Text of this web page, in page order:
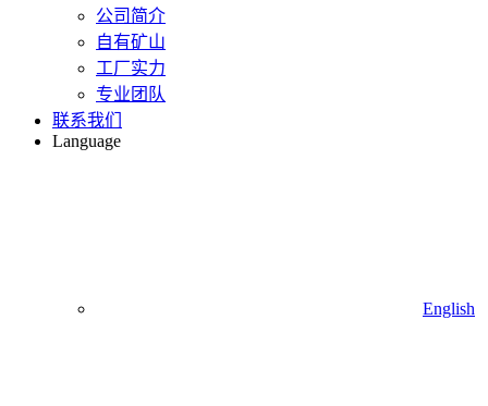
公司简介
自有矿山
工厂实力
专业团队
联系我们
Language
English